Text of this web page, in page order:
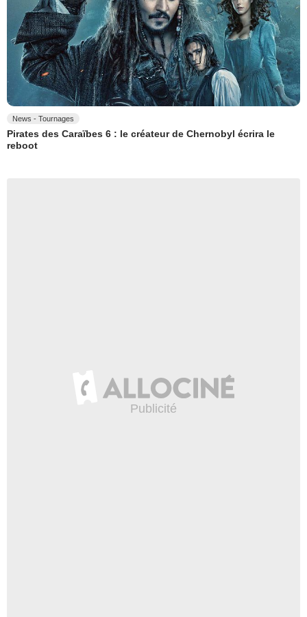
News - Tournages
Pirates des Caraïbes 6 : le créateur de Chernobyl écrira le
reboot